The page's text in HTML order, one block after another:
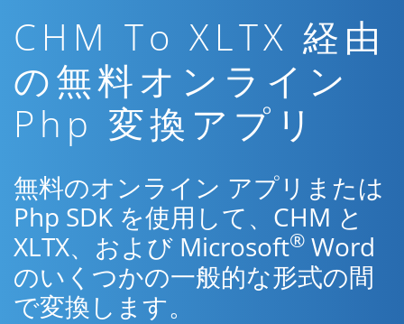
CHM To XLTX 経由
の無料オンライン
Php 変換アプリ
無料のオンライン アプリまたは
Php SDK を使用して、CHM と
XLTX、および Microsoft® Word
のいくつかの一般的な形式の間
で変換します。